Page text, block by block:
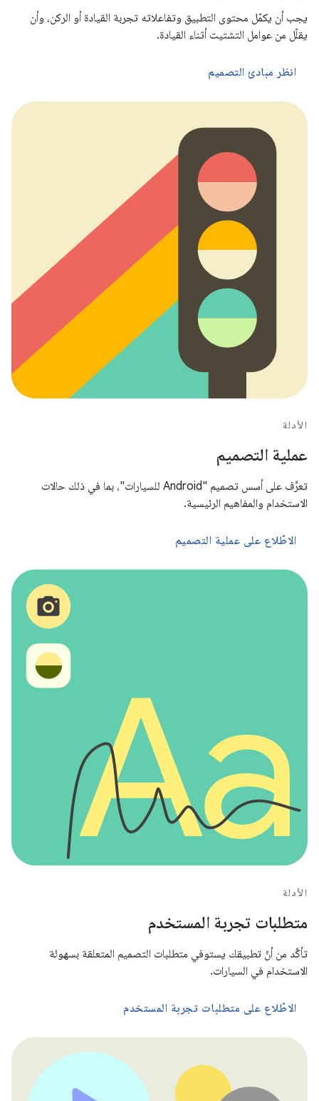
يجب أن يكمّل محتوى التطبيق وتفاعلاته تجربة القيادة أو الركن، وأن
يقلّل من عوامل التشتيت أثناء القيادة.
انظر مبادئ التصميم
الأدلة
عملية التصميم
تعرَّف على أسس تصميم "Android للسيارات"، بما في ذلك حالات
الاستخدام والمفاهيم الرئيسية.
الاطّلاع على عملية التصميم
الأدلة
متطلبات تجربة المستخدم
تأكَّد من أنّ تطبيقك يستوفي متطلبات التصميم المتعلقة بسهولة
الاستخدام في السيارات.
الاطّلاع على متطلبات تجربة المستخدم